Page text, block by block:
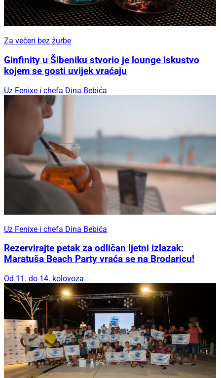
Za večeri bez žurbe
Ginfinity u Šibeniku stvorio je lounge iskustvo
kojem se gosti uvijek vraćaju
Uz Fenixe i chefa Dina Bebića
Uz Fenixe i chefa Dina Bebića
Maratuša Beach Party vraća se na Brodaricu!
Od 11. do 14. kolovoza